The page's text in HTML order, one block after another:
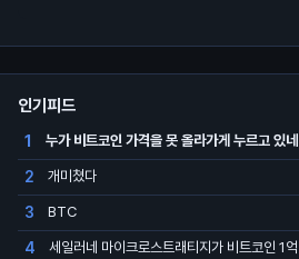
인기피드
1 누가 비트코인 가격을 못 올라가게 누르고 있네
2 개미쳤다
3 BTC
4